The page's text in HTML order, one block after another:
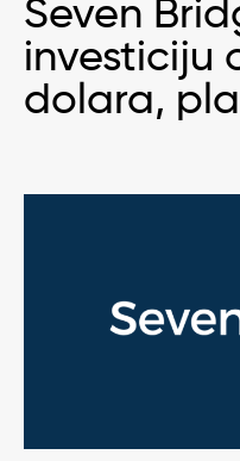
Seven
investiciju
dolara,